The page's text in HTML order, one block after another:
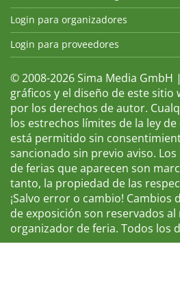
Login para organizadores
Login para proveedores
© 2008-2026 Sima Media GmbH
gráficos y el diseño de este
por los derechos de autor.
los estrechos límites de la ley
está permitido sin
sancionado sin previo aviso.
de ferias que aparecen son
tanto, la propiedad de las
¡Salvo error o cambio! Cambios
de exposición son reservados al
organizador de feria. Todos los